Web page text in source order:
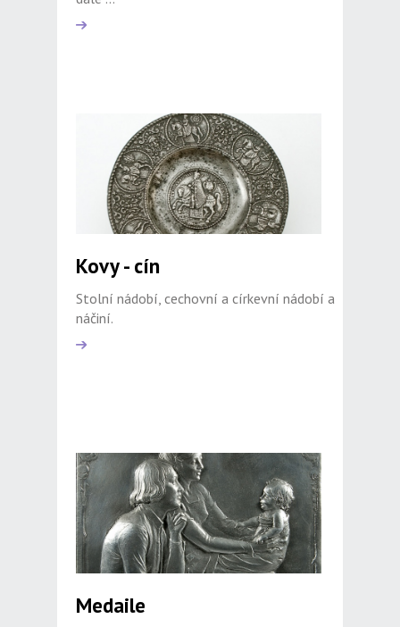
Kovy - cín
Stolní nádobí, cechovní a církevní nádobí a
náčiní.
Medaile